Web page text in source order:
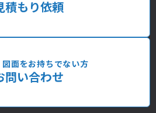
積もり依頼
図面をお持ちでない方
問い合わせ